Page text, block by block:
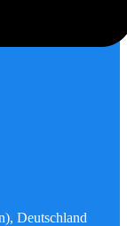
Deutschland